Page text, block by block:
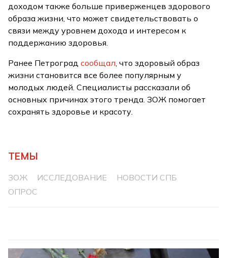
доходом также больше приверженцев здорового
образа жизни, что может свидетельствовать о
связи между уровнем дохода и интересом к
поддержанию здоровья.
Ранее Петроградсообщал , что здоровый образ
жизни становится все более популярным у
молодых людей. Специалисты рассказали об
основных причинах этого тренда. ЗОЖ помогает
сохранять здоровье и красоту.
ТЕМЫ
ЗОЖ ИССЛЕДОВАНИЕ
НОВОСТИ СПБ
ОПРОС